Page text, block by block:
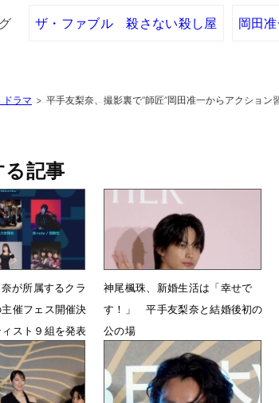
ザ・ファブル 殺さない殺し屋 岡田
ドラマ > 平手友梨奈、撮影裏で“師匠”岡田准一からアクション
る記事
が所属するクラ
催フェス開催決
スト９組を発表
神尾楓珠、新婚生活は「幸せで
す！」 平手友梨奈と結婚後初の
公の場
3月26日 12時18分